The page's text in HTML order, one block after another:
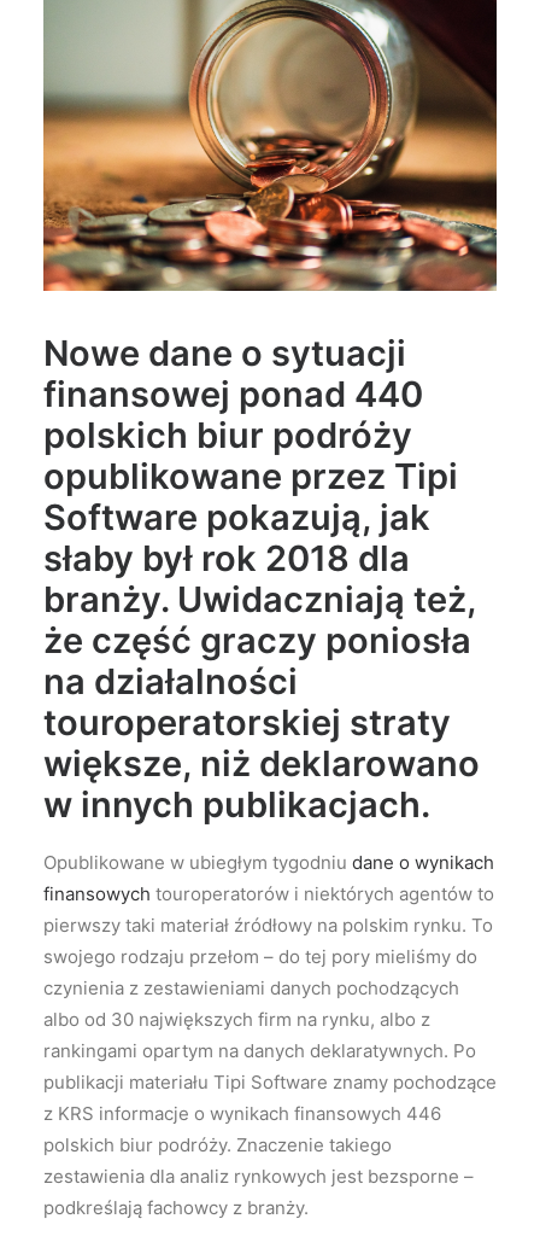
Nowe dane o sytuacji
finansowej ponad 440
polskich biur podróży
opublikowane przez Tipi
Software pokazują, jak
słaby był rok 2018 dla
branży. Uwidaczniają też,
że część graczy poniosła
na działalności
touroperatorskiej straty
większe, niż deklarowano
w innych publikacjach.
Opublikowane w ubiegłym tygodniu dane o wynikach
finansowych touroperatorów i niektórych agentów to
pierwszy taki materiał źródłowy na polskim rynku. To
swojego rodzaju przełom – do tej pory mieliśmy do
czynienia z zestawieniami danych pochodzących
albo od 30 największych firm na rynku, albo z
rankingami opartym na danych deklaratywnych. Po
publikacji materiału Tipi Software znamy pochodzące
z KRS informacje o wynikach finansowych 446
polskich biur podróży. Znaczenie takiego
zestawienia dla analiz rynkowych jest bezsporne –
podkreślają fachowcy z branży.